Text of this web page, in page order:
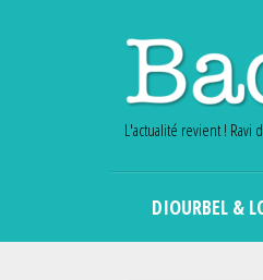
L'actualité revient ! Ravi
DIOURBEL &